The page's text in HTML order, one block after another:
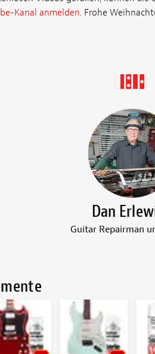
Kanal anmelden. Frohe
Dan
Guitar Repairman